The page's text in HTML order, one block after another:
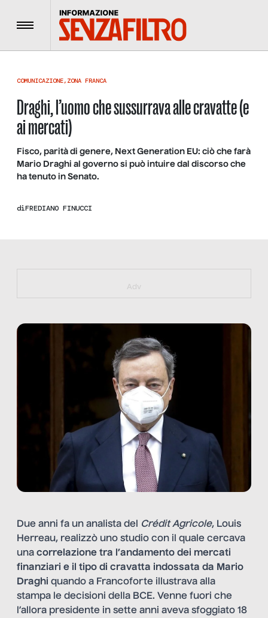
Menu
COMUNICAZIONE, ZONA FRANCA
Draghi, l’uomo che sussurrava alle cravatte (e
ai mercati)
Fisco, parità di genere, Next Generation EU: ciò che farà
Mario Draghi al governo si può intuire dal discorso che
ha tenuto in Senato.
diFREDIANO FINUCCI
https://bit.ly/muster_aggiornamento
Adv
Due anni fa un analista del Crédit Agricole, Louis
Herreau, realizzò uno studio con il quale cercava
una correlazione tra l’andamento dei mercati
finanziari e il tipo di cravatta indossata da Mario
Draghi quando a Francoforte illustrava alla
stampa le decisioni della BCE. Venne fuori che
l’allora presidente in sette anni aveva sfoggiato 18